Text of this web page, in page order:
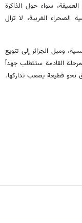
سواء حول الذاكرة
الصحراء الغربية، لا تزال
وميل الجزائر إلى تنويع
القادمة ستتطلب جهداً
نحو قطيعة يصعب تداركها.